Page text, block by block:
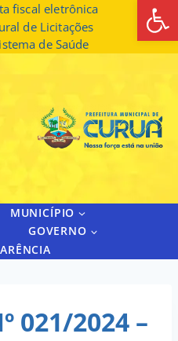
fiscal eletrônica
de Licitações
de Saúde
MUNICÍPIO
GOVERNO
021/2024 –